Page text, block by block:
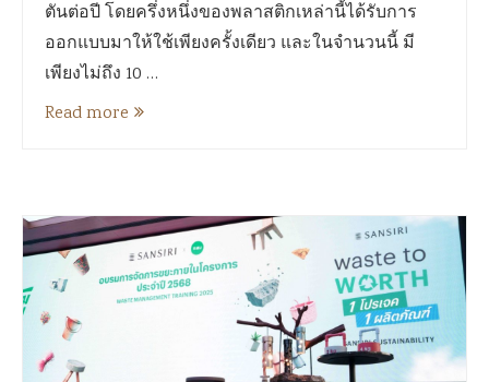
ตันต่อปี โดยครึ่งหนึ่งของพลาสติกเหล่านี้ได้รับการ
ออกแบบมาให้ใช้เพียงครั้งเดียว และในจำนวนนี้ มี
เพียงไม่ถึง 10 …
Read more